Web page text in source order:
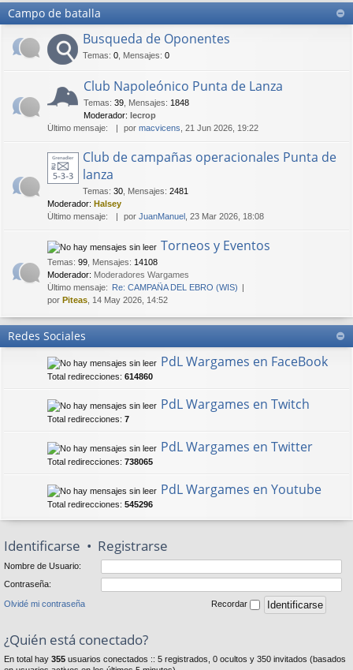
Campo de batalla
Busqueda de Oponentes
Temas: 0 Mensajes: 0
Club Napoleónico Punta de Lanza
Temas: 39 Mensajes: 1848
Moderador: lecrop
Último mensaje:
por macvicens , 21 Jun 2026, 19:22
Club de campañas operacionales Punta de
lanza
Temas: 30 Mensajes: 2481
Moderador: Halsey
Último mensaje:
por JuanManuel , 23 Mar 2026, 18:08
Torneos y Eventos
Temas: 99 Mensajes: 14108
Moderador: Moderadores Wargames
Último mensaje: Re: CAMPAÑA DEL EBRO (WIS)
por Piteas , 14 May 2026, 14:52
Redes Sociales
PdL Wargames en FaceBook
Total redirecciones: 614860
PdL Wargames en Twitch
Total redirecciones: 7
PdL Wargames en Twitter
Total redirecciones: 738065
PdL Wargames en Youtube
Total redirecciones: 545296
Identificarse • Registrarse
Nombre de Usuario:
Contraseña:
Olvidé mi contraseña Recordar
¿Quién está conectado?
En total hay 355 usuarios conectados :: 5 registrados, 0 ocultos y 350 invitados (basados